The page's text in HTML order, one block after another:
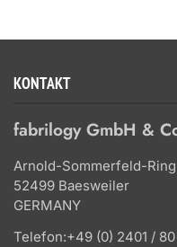
KONTAKT
fabrilogy GmbH &
Arnold-Sommerfeld-
52499 Baesweiler
GERMANY
Telefon:+49 (0) 2401 /